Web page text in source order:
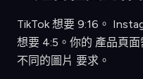
TikTok 想要 9:16。
想要 4:5。你的 產品頁
不同的圖片 要求。